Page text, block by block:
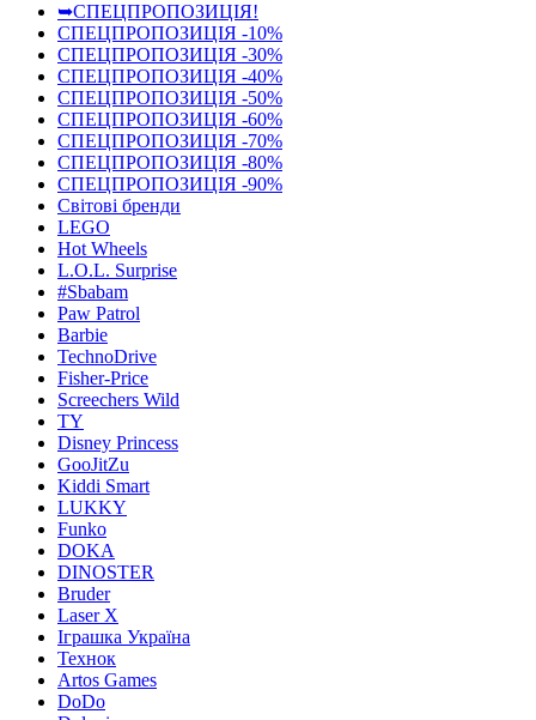
➥СПЕЦПРОПОЗИЦІЯ!
СПЕЦПРОПОЗИЦІЯ -10%
СПЕЦПРОПОЗИЦІЯ -30%
СПЕЦПРОПОЗИЦІЯ -40%
СПЕЦПРОПОЗИЦІЯ -50%
СПЕЦПРОПОЗИЦІЯ -60%
СПЕЦПРОПОЗИЦІЯ -70%
СПЕЦПРОПОЗИЦІЯ -80%
СПЕЦПРОПОЗИЦІЯ -90%
Світові бренди
LEGO
Hot Wheels
L.O.L. Surprise
#Sbabam
Paw Patrol
Barbie
TechnoDrive
Fisher-Price
Screechers Wild
TY
Disney Princess
GooJitZu
Kiddi Smart
LUKKY
Funko
DOKA
DINOSTER
Bruder
Laser X
Іграшка Україна
Технок
Artos Games
DoDo